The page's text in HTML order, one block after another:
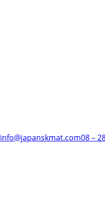
info@japanskmat.com08 –